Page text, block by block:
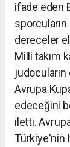
ifade eden
dereceler
Milli takım
Avrupa
edeceğini
iletti.
Türkiye'nin